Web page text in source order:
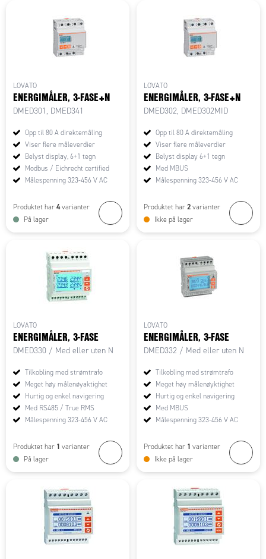
LOVATO
ENERGIMÅLER, 3-FASE+N
DMED301, DMED341
Opp til 80 A direktemåling
Viser flere måleverdier
Belyst display, 6+1 tegn
Modbus / Eichrecht certified
Målespenning 323-456 V AC
Produktet har 4varianter
På lager
LOVATO
ENERGIMÅLER, 3-FASE+N
DMED302, DMED302MID
Opp til 80 A direktemåling
Viser flere måleverdier
Belyst display 6+1 tegn
Med MBUS
Målespenning 323-456 V AC
Produktet har 2 varianter
Ikke på lager
LOVATO
ENERGIMÅLER, 3-FASE
DMED330 / Med eller uten N
Tilkobling med strømtrafo
Meget høy målenøyaktighet
Hurtig og enkel navigering
Med RS485 / True RMS
Målespenning 323-456 V AC
Produktet har 1 varianter
På lager
LOVATO
ENERGIMÅLER, 3-FASE
DMED332 / Med eller uten N
Tilkobling med strømtrafo
Meget høy målenøyktighet
Hurtig og enkel navigering
Med MBUS
Målespenning 323-456 V AC
Produktet har 1 varianter
Ikke på lager